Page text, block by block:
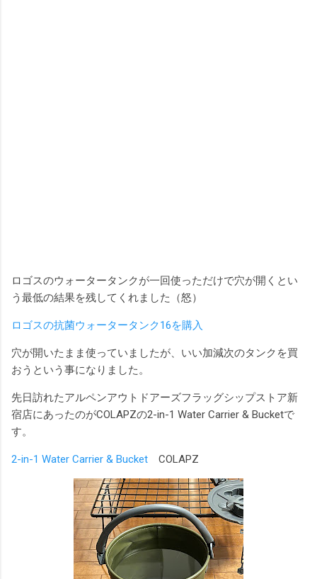
ロゴスのウォータータンクが一回使っただけで穴が開くとい
う最低の結果を残してくれました（怒）
ロゴスの抗菌ウォータータンク16を購入
穴が開いたまま使っていましたが、いい加減次のタンクを買
おうという事になりました。
先日訪れたアルペンアウトドアーズフラッグシップストア新
宿店にあったのがCOLAPZの2-in-1 Water Carrier & Bucketで
す。
2-in-1 Water Carrier & Bucket COLAPZ